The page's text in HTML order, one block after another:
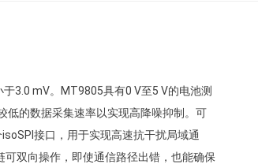
3.0 mV。MT9805具有0 V至5 V的电池测
低的数据采集速率以实现高降噪抑制。可
接口，用于实现高速抗干扰局域通
双向操作，即使通信路径出错，也能确保